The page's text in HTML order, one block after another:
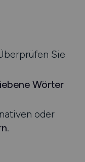
Sie
Wörter
oder
.